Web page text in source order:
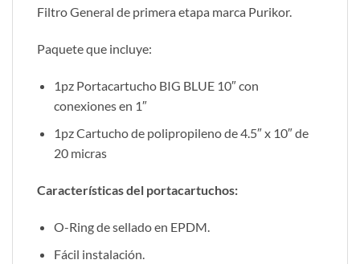
Filtro General de primera etapa marca Purikor.
Paquete que incluye:
1pz Portacartucho BIG BLUE 10″ con
conexiones en 1″
1pz Cartucho de polipropileno de 4.5″ x 10″ de
20 micras
Características del portacartuchos:
O-Ring de sellado en EPDM.
Fácil instalación.